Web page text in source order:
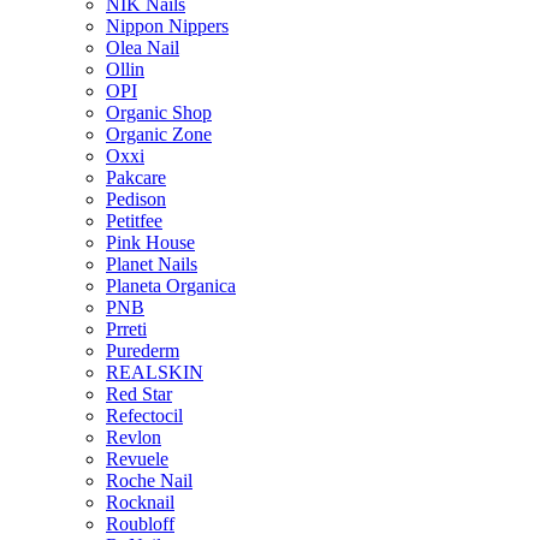
NIK Nails
Nippon Nippers
Olea Nail
Ollin
OPI
Organic Shop
Organic Zone
Oxxi
Pakcare
Pedison
Petitfee
Pink House
Planet Nails
Planeta Organica
PNB
Prreti
Purederm
REALSKIN
Red Star
Refectocil
Revlon
Revuele
Roche Nail
Rocknail
Roubloff